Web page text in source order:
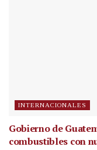
INTERNACIONALES
Gobierno de
combustibles con